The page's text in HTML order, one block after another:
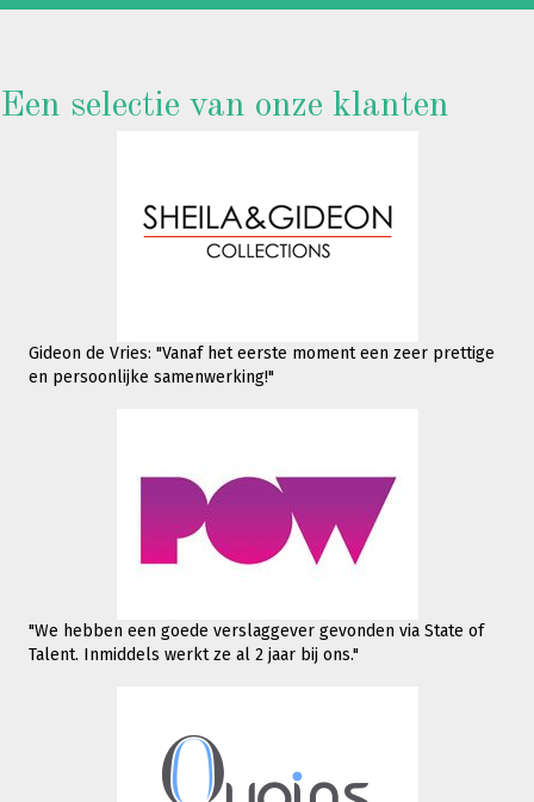
Een selectie van onze klanten
Gideon de Vries: "Vanaf het eerste moment een zeer prettige
en persoonlijke samenwerking!"
"We hebben een goede verslaggever gevonden via State of
Talent. Inmiddels werktze al 2 jaar bij ons."